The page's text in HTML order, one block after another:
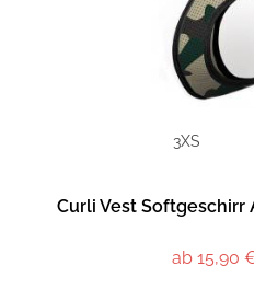
3XS
Curli Vest Softgeschirr
ab 15,90